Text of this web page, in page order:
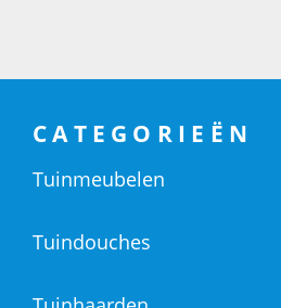
CATEGORIEËN
Tuinmeubelen
Tuindouches